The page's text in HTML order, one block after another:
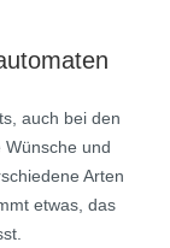
auch bei den
und
Arten
etwas, das